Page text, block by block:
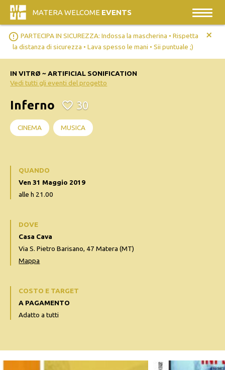
MATERA WELCOME EVENTS
error_outline PARTECIPA IN SICUREZZA: Indossa la mascherina • Rispetta
la distanza di sicurezza • Lava spesso le mani • Sii puntuale ;)
+
IN VITRØ ~ ARTIFICIAL SONIFICATION
Vedi tutti gli eventi del progetto
Inferno 30
CINEMA MUSICA
QUANDO
Ven 31 Maggio 2019
alle h 21.00
DOVE
Casa Cava
Via S. Pietro Barisano, 47 Matera (MT)
Mappa
COSTO E TARGET
A PAGAMENTO
Adatto a tutti